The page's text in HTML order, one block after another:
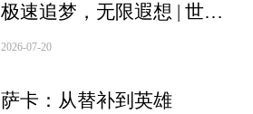
极速追梦，无限遐想 | 世界
杯人物志
2026-07-20
萨卡：从替补到英雄